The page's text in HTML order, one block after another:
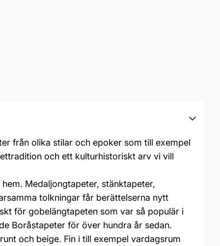
från olika stilar och epoker som till exempel
och ett kulturhistoriskt arv vi vill
Medaljongtapeter, stänktapeter,
tolkningar får berättelserna nytt
för gobelängtapeten som var så populär i
Boråstapeter för över hundra år sedan.
och beige. Fin i till exempel vardagsrum